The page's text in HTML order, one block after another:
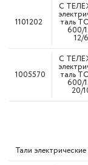
1101202
С
таль
600/
12/
1005570
С
таль
600/
20/
Тали